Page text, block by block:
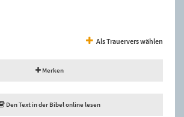
Als Trauervers wählen
Merken
Den Text in der Bibel online lesen